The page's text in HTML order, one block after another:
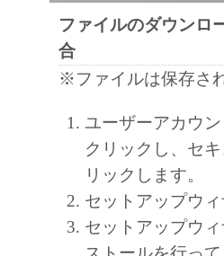
ヤノンのライセン
と黙示たるとを問
るいは許諾される
２．制限
(1) お客様は、再使
くは貸与その他の
ア」を使用させる
(2) お客様は、「本
正、改変、逆コン
エンジニアリング
ファイルのダウンロ
合
※ファイルは保存さ
ユーザーアカウ
クリックし、セ
リックします。
セットアップウィ
セットアップウ